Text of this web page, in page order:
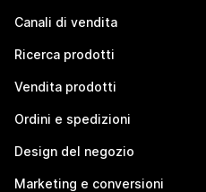
Canali di vendita
Ricerca prodotti
Vendita prodotti
Ordini e spedizioni
Design del negozio
Marketing e conversioni